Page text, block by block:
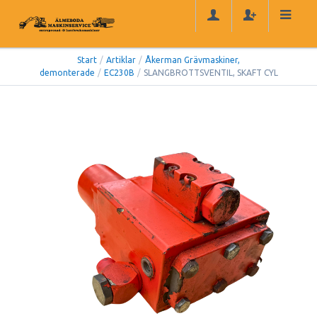
Start / Artiklar / Åkerman Grävmaskiner,
demonterade / EC230B / SLANGBROTTSVENTIL, SKAFT CYL